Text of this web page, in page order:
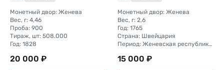
Монетный двор: Женева
Вес, г: 4,46
Проба: 900
Тираж, шт: 508.000
Год: 1828
20 000 ₽
Монетный двор: Женева
Вес, г: 2,6
Год: 1765
Страна: Швейцария
Период: Женевская республика (1700 - 1791)
15 000 ₽